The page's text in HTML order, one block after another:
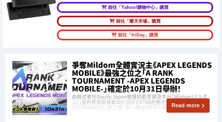
前往「Yahoo!購物中心」購買
前往「樂天市場」購買
前往「friDay」購買
爭奪Mildom全體實況主《APEX LEGENDS
MOBILE》最強之位之「A RANK
TOURNAMENT -APEX LEGENDS
MOBILE-」確定於10月31日舉辦！
由株式會社DouYu Japan營運的影音串流平台「Mildom（ミルダ
ム）」宣布將舉辦爭奪400,000 EXTRA點數的大型賽事「A RANK
TOURNAMENT」第二彈。 第一彈為《PUBG MOBILE》，本次第二彈
則將以大逃殺遊戲《APEX LEGENDS MOBILE》作為對戰項目！
Read more